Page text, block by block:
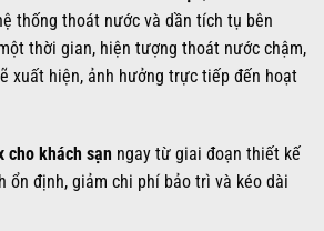
thống thoát nước và dần tích tụ bên
thời gian, hiện tượng thoát nước chậm,
xuất hiện, ảnh hưởng trực tiếp đến hoạt
cho khách sạn ngay từ giai đoạn thiết kế
ổn định, giảm chi phí bảo trì và kéo dài